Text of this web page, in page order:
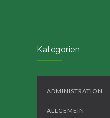
Kategorien
ADMINISTRATION
ALLGEMEIN